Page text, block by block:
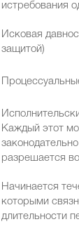
истребования
Исковая
защитой)
Каждый этот
разрешается
Начинается
которыми
длительности